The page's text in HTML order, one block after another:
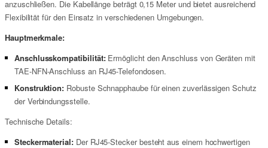
anzuschließen. Die Kabellänge beträgt 0,15 Meter und bietet ausreichend
Flexibilität für den Einsatz in verschiedenen Umgebungen.
Hauptmerkmale:
Anschlusskompatibilität:Ermöglicht den Anschluss von Geräten mit
TAE-NFN-Anschluss an RJ45-Telefondosen.
Konstruktion: Robuste Schnapphaube für einen zuverlässigen Schutz
der Verbindungsstelle.
Technische Details:
Steckermaterial:Der RJ45-Stecker besteht aus einem hochwertigen